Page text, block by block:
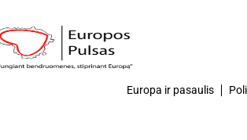
Europa ir pasaulis